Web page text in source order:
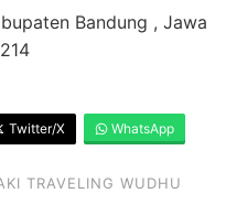
Bandung , Jawa
Twitter/X WhatsApp
TRAVELING WUDHU